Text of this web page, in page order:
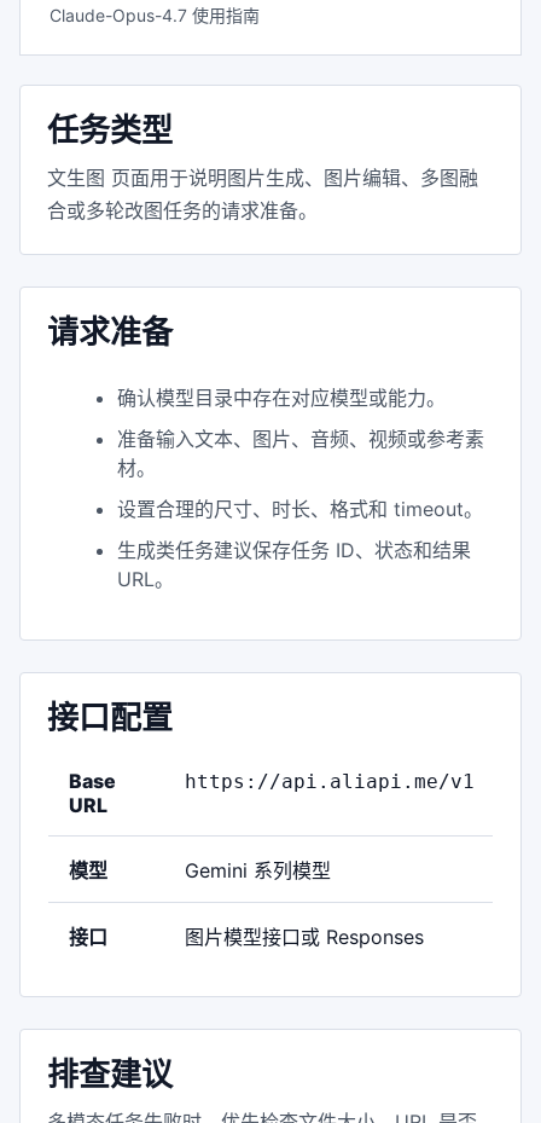
Claude-Opus-4.7 使用指南
任务类型
文生图 页面用于说明图片生成、图片编辑、多图融
合或多轮改图任务的请求准备。
请求准备
确认模型目录中存在对应模型或能力。
准备输入文本、图片、音频、视频或参考素
材。
设置合理的尺寸、时长、格式和 timeout。
生成类任务建议保存任务 ID、状态和结果
URL。
接口配置
Base
URL
https://api.aliapi.me/v1
模型 Gemini 系列模型
接口 图片模型接口或 Responses
排查建议